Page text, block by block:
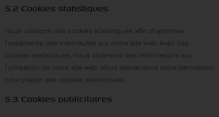
5.2 Cookies statistiques
Nous utilisons des cookies statistiques afin d’optimiser
l’expérience des internautes sur notre site web. Avec ces
cookies statistiques, nous obtenons des informations sur
l’utilisation de notre site web. Nous demandons votre permission
pour placer des cookies statistiques.
5.3 Cookies publicitaires